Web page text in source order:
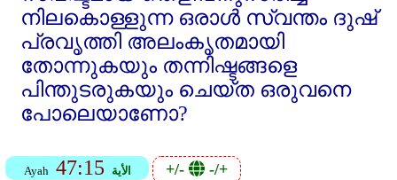
നിലകൊള്ളുന്ന ഒരാള്‍ സ്വന്തം ദുഷ്‌
പ്രവൃത്തി അലംകൃതമായി
തോന്നുകയും തന്നിഷ്ടങ്ങളെ
പിന്തുടരുകയും ചെയ്ത ഒരുവനെ
പോലെയാണോ?
Ayah 47:15 الأية +/- -/+